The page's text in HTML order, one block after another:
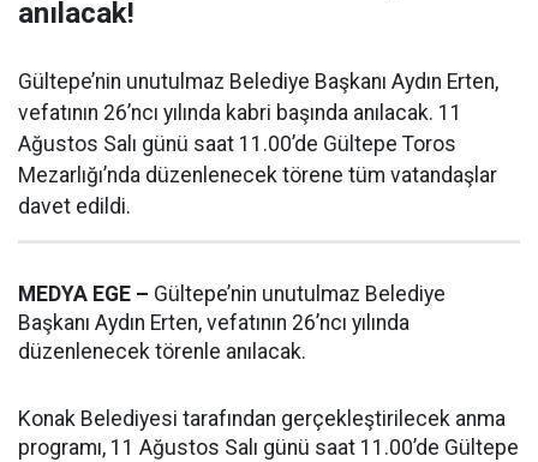
anılacak!
Gültepe’nin unutulmaz Belediye Başkanı Aydın Erten,
vefatının 26’ncı yılında kabri başında anılacak. 11
Ağustos Salı günü saat 11.00’de Gültepe Toros
Mezarlığı’nda düzenlenecek törene tüm vatandaşlar
davet edildi.
MEDYA EGE – Gültepe’nin unutulmaz Belediye
Başkanı Aydın Erten, vefatının 26’ncı yılında
düzenlenecek törenle anılacak.
Konak Belediyesi tarafından gerçekleştirilecek anma
programı, 11 Ağustos Salı günü saat 11.00’de Gültepe